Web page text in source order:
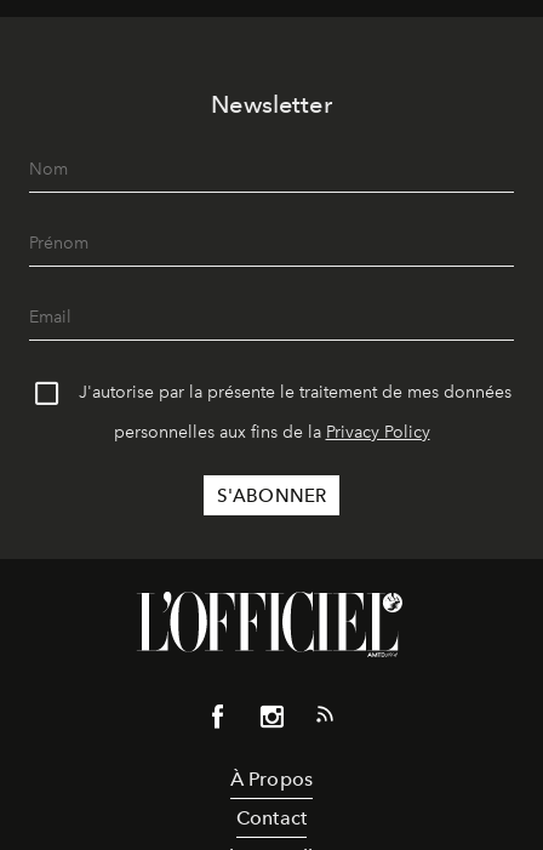
Newsletter
J'autorise par la présente le traitement de mes données
personnelles aux fins de la Privacy Policy
À Propos
Contact